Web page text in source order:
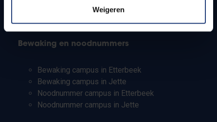
Weigeren
Bewaking en noodnummers
Bewaking campus in Etterbeek
Bewaking campus in Jette
Noodnummer campus in Etterbeek
Noodnummer campus in Jette